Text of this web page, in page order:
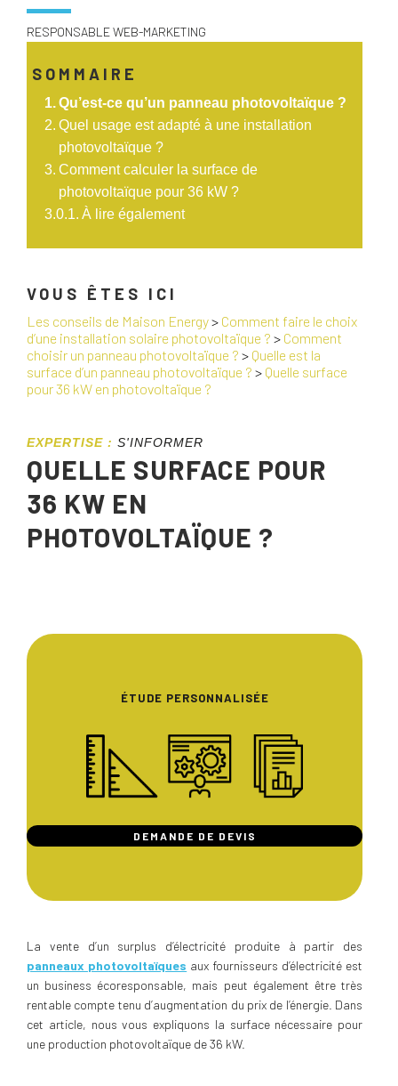
RESPONSABLE WEB-MARKETING
SOMMAIRE
Qu’est-ce qu’un panneau photovoltaïque ?
Quel usage est adapté à une installation
photovoltaïque ?
Comment calculer la surface de
photovoltaïque pour 36 kW ?
À lire également
VOUS ÊTES ICI
Les conseils de Maison Energy> Comment faire le choix
d’une installation solaire photovoltaïque ? > Comment
choisir un panneau photovoltaïque ? > Quelle est la
surface d’un panneau photovoltaïque ? > Quelle surface
pour 36 kW en photovoltaïque ?
EXPERTISE : S'INFORMER
QUELLE SURFACE POUR
36 KW EN
PHOTOVOLTAÏQUE ?
ÉTUDE PERSONNALISÉE
DEMANDE DE DEVIS
La vente d’un surplus d’électricité produite à partir des
panneaux photovoltaïques aux fournisseurs d’électricité est
un business écoresponsable, mais peut également être très
rentable compte tenu d’augmentation du prix de l’énergie. Dans
cet article, nous vous expliquons la surface nécessaire pour
une production photovoltaïque de 36 kW.